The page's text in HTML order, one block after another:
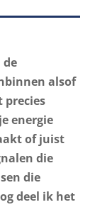
alsof
precies
energie
of juist
die
die
deel ik het